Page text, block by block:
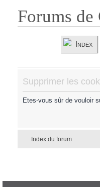
Forums de
Index
Supprimer les
Etes-vous sûr de vouloir
Index du forum